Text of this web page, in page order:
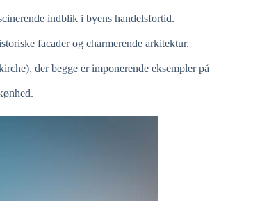
indblik i byens handelsfortid.
facader og charmerende arkitektur.
der begge er imponerende eksempler på